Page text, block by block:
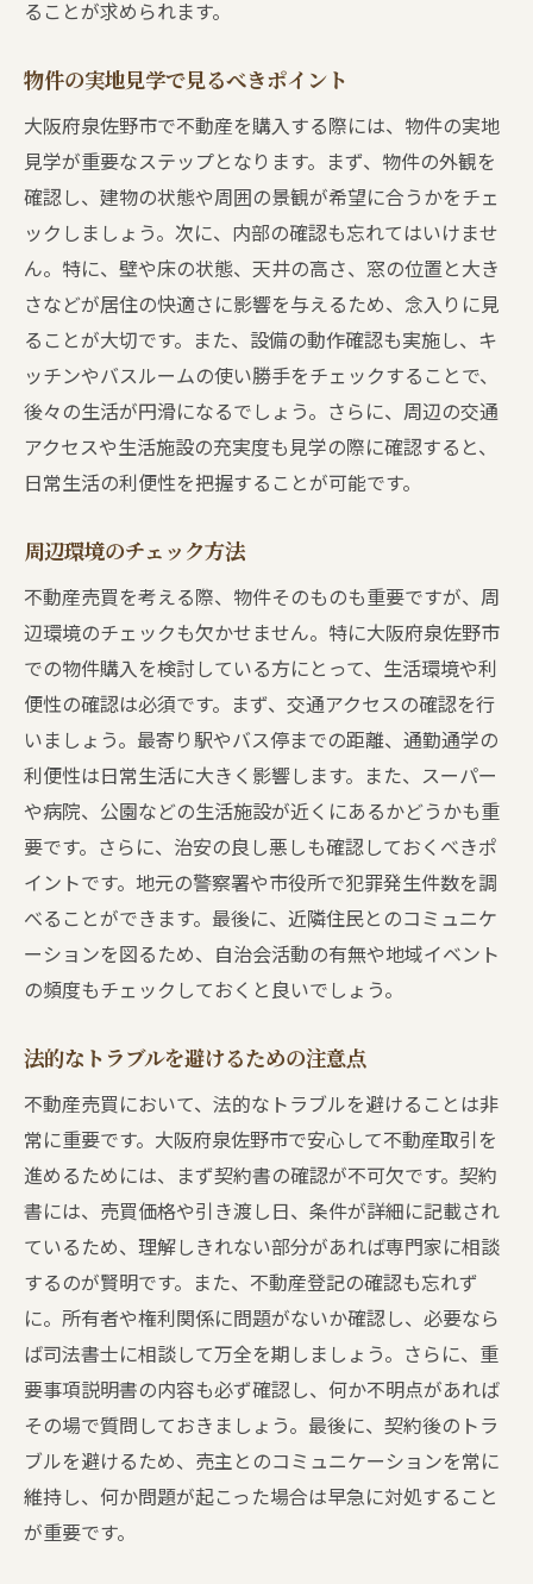
ることが求められます。
物件の実地見学で見るべきポイント
大阪府泉佐野市で不動産を購入する際には、物件の実地
見学が重要なステップとなります。まず、物件の外観を
確認し、建物の状態や周囲の景観が希望に合うかをチェ
ックしましょう。次に、内部の確認も忘れてはいけませ
ん。特に、壁や床の状態、天井の高さ、窓の位置と大き
さなどが居住の快適さに影響を与えるため、念入りに見
ることが大切です。また、設備の動作確認も実施し、キ
ッチンやバスルームの使い勝手をチェックすることで、
後々の生活が円滑になるでしょう。さらに、周辺の交通
アクセスや生活施設の充実度も見学の際に確認すると、
日常生活の利便性を把握することが可能です。
周辺環境のチェック方法
不動産売買を考える際、物件そのものも重要ですが、周
辺環境のチェックも欠かせません。特に大阪府泉佐野市
での物件購入を検討している方にとって、生活環境や利
便性の確認は必須です。まず、交通アクセスの確認を行
いましょう。最寄り駅やバス停までの距離、通勤通学の
利便性は日常生活に大きく影響します。また、スーパー
や病院、公園などの生活施設が近くにあるかどうかも重
要です。さらに、治安の良し悪しも確認しておくべきポ
イントです。地元の警察署や市役所で犯罪発生件数を調
べることができます。最後に、近隣住民とのコミュニケ
ーションを図るため、自治会活動の有無や地域イベント
の頻度もチェックしておくと良いでしょう。
法的なトラブルを避けるための注意点
不動産売買において、法的なトラブルを避けることは非
常に重要です。大阪府泉佐野市で安心して不動産取引を
進めるためには、まず契約書の確認が不可欠です。契約
書には、売買価格や引き渡し日、条件が詳細に記載され
ているため、理解しきれない部分があれば専門家に相談
するのが賢明です。また、不動産登記の確認も忘れず
に。所有者や権利関係に問題がないか確認し、必要なら
ば司法書士に相談して万全を期しましょう。さらに、重
要事項説明書の内容も必ず確認し、何か不明点があれば
その場で質問しておきましょう。最後に、契約後のトラ
ブルを避けるため、売主とのコミュニケーションを常に
維持し、何か問題が起こった場合は早急に対処すること
が重要です。